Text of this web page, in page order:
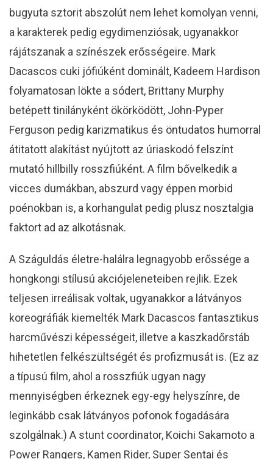
bugyuta sztorit abszolút nem lehet komolyan venni,
a karakterek pedig egydimenziósak, ugyanakkor
rájátszanak a színészek erősségeire. Mark
Dacascos cuki jófiúként dominált, Kadeem Hardison
folyamatosan lökte a sódert, Brittany Murphy
betépett tinilányként ökörködött, John-Pyper
Ferguson pedig karizmatikus és öntudatos humorral
átitatott alakítást nyújtott az úriaskodó felszínt
mutató hillbilly rosszfiúként. A film bővelkedik a
vicces dumákban, abszurd vagy éppen morbid
poénokban is, a korhangulat pedig plusz nosztalgia
faktort ad az alkotásnak.
A Száguldás életre-halálra legnagyobb erőssége a
hongkongi stílusú akciójeleneteiben rejlik. Ezek
teljesen irreálisak voltak, ugyanakkor a látványos
koreográfiák kiemelték Mark Dacascos fantasztikus
harcművészi képességeit, illetve a kaszkadőrstáb
hihetetlen felkészültségét és profizmusát is. (Ez az
a típusú film, ahol a rosszfiúk ugyan nagy
mennyiségben érkeznek egy-egy helyszínre, de
leginkább csak látványos pofonok fogadására
szolgálnak.) A stunt coordinator, Koichi Sakamoto a
Power Rangers, Kamen Rider, Super Sentai és